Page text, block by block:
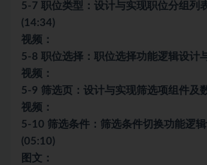
5-7 职位类型：设计与实现职位分组列
(14:34)
视频：
5-8 职位选择：职位选择功能逻辑设计
视频：
5-9 筛选页：设计与实现筛选项组件及
视频：
5-10 筛选条件：筛选条件切换功能逻
(05:10)
图文：